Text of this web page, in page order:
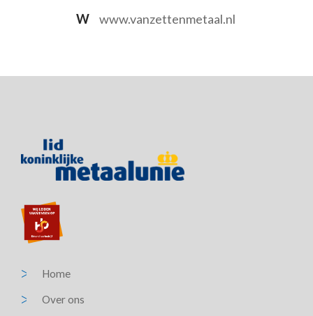
W
www.vanzettenmetaal.nl
Home
Over ons